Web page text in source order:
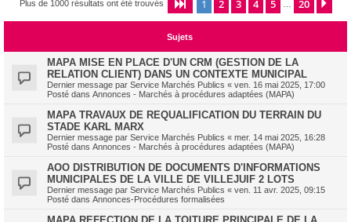
c
Plus de 1000 résultats ont été trouvés Page 1sur20
1 2 3 4 5 20
Sujets
MAPA MISE EN PLACE D'UN CRM (GESTION DE LA
RELATION CLIENT) DANS UN CONTEXTE MUNICIPAL
Dernier message par Service Marchés Publics « ven. 16 mai 2025, 17:00
Posté dans Annonces - Marchés à procédures adaptées (MAPA)
MAPA TRAVAUX DE REQUALIFICATION DU TERRAIN DU
STADE KARL MARX
Dernier message par Service Marchés Publics « mer. 14 mai 2025, 16:28
Posté dans Annonces - Marchés à procédures adaptées (MAPA)
AOO DISTRIBUTION DE DOCUMENTS D'INFORMATIONS
MUNICIPALES DE LA VILLE DE VILLEJUIF 2 LOTS
Dernier message par Service Marchés Publics « ven. 11 avr. 2025, 09:15
Posté dans Annonces-Procédures formalisées
MAPA REFECTION DE LA TOITURE PRINCIPALE DE LA